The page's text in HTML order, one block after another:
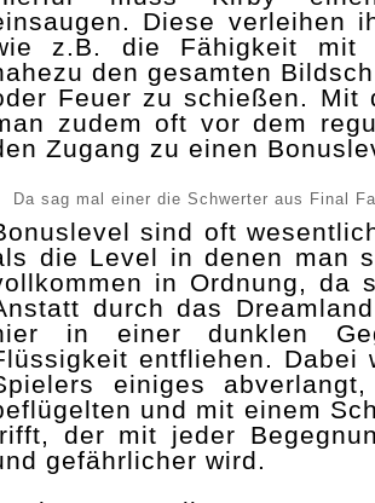
Diese verleihen
z.B. die Fähigkeit mit
den gesamten
Feuer zu schießen. Mit
zudem oft vor dem
Zugang zu einen
Da sag mal einer die Schwerter aus Final
sind oft
die Level in denen man
in Ordnung, da
durch das
in einer dunklen
entfliehen. Dabei
einiges
und mit einem
der mit jeder
gefährlicher wird.